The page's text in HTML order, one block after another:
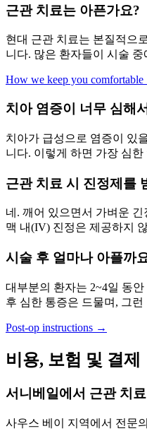
근관 치료는 아픈가요?
현대 근관 치료는 본질적으
니다. 많은 환자들이 시술
How we keep you
치아 염증이 너무 심해
치아가 급성으로 염증이 있
니다. 이렇게 하면 가장 심
근관 치료 시 진정제를
네. 깨어 있으면서 가벼운
맥 내(IV) 진정은 제공하지
시술 후 얼마나 아플까
대부분의 환자는 2~4일 동
후 심한 통증은 드물며, 그
Post-op instructions →
비용, 보험 및 결제
서니베일에서 근관 치
사우스 베이 지역에서 전문